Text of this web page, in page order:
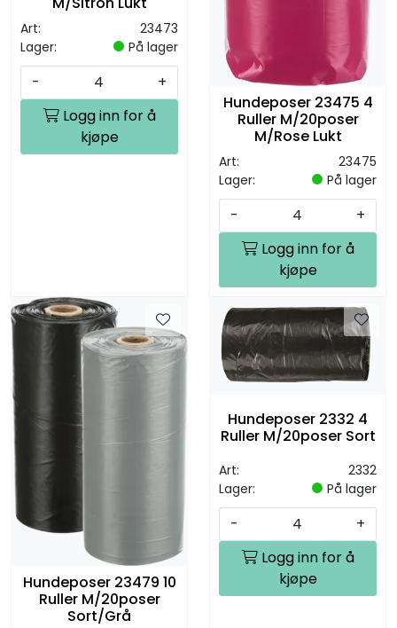
Art:
23473
Lager:
På lager
-
+
Logg inn for å
kjøpe
Hundeposer 23475 4
Ruller M/20poser
M/Rose Lukt
Art:
23475
Lager:
På lager
-
+
Logg inn for å
kjøpe
Hundeposer 23479 10
Ruller M/20poser
Sort/Grå
Hundeposer 2332 4
Ruller M/20poser Sort
Art:
2332
Lager:
På lager
-
+
Logg inn for å
kjøpe